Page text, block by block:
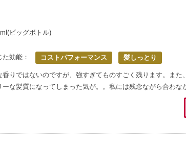
ビッグボトル)
た効能： コストパフォーマンス 髪しっとり
香りではないのですが、強すぎてものすごく残ります。また
ーな髪質になってしまった気が。。私には残念ながら合わな